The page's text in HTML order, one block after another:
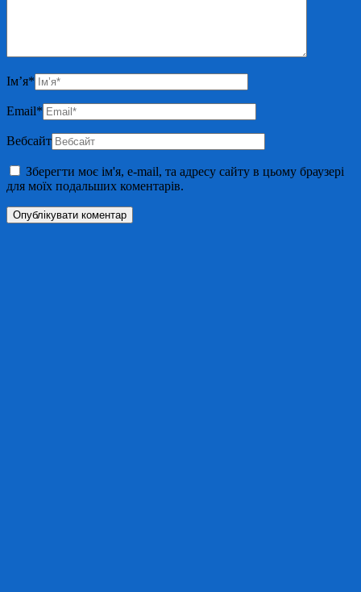
Ім’я*
Email*
Вебсайт
Зберегти моє ім'я, e-mail, та адресу сайту в цьому браузері
для моїх подальших коментарів.